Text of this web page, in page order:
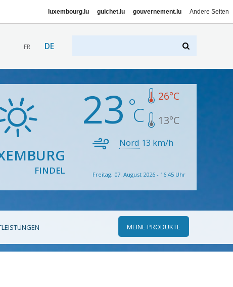
luxembourg.lu guichet.lu gouvernement.lu Andere Seiten
FR DE
FINDEL
23 26°C
13°C
Nord 13 km/h
Freitag, 07. August 2026 - 16:45 Uhr
MEINE PRODUKTE